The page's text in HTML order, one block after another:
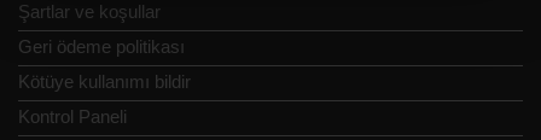
Şartlar ve koşullar
Geri ödeme politikası
Kötüye kullanımı bildir
Kontrol Paneli